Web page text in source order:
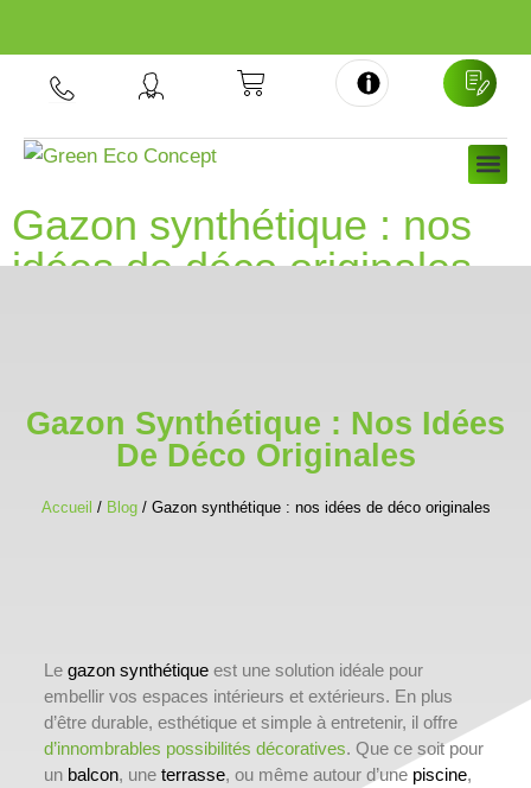
Gazon synthétique : nos
idées de déco originales
Gazon Synthétique : Nos Idées
De Déco Originales
Accueil / Blog/ Gazon synthétique : nos idées de déco originales
Le gazon synthétiqueest une solution idéale pour
embellir vos espaces intérieurs et extérieurs. En plus
d’être durable, esthétique et simple à entretenir, il offre
d’innombrables possibilités décoratives. Que ce soit pour
un balcon, une terrasse, ou même autour d’une piscine,